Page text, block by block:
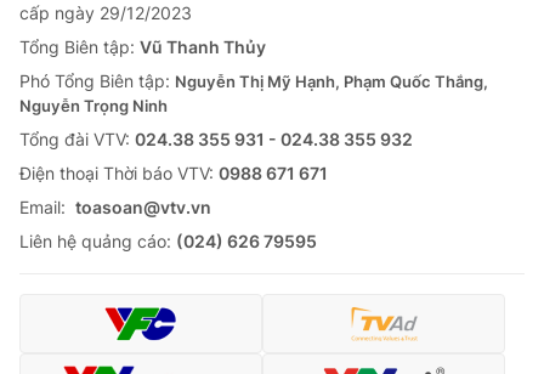
cấp ngày 29/12/2023
Tổng Biên tập: Vũ Thanh Thủy
Phó Tổng Biên tập: Nguyễn Thị Mỹ Hạnh, Phạm Quốc Thắng,
Nguyễn Trọng Ninh
Tổng đài VTV: 024.38 355 931 - 024.38 355 932
Ðiện thoại Thời báo VTV: 0988 671 671
Email: toasoan@vtv.vn
Liên hệ quảng cáo: (024) 626 79595